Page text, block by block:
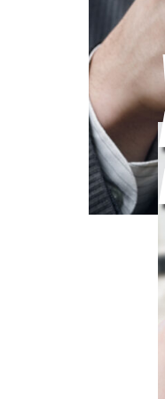
CARTV
CARTV
CARTV
CARTV